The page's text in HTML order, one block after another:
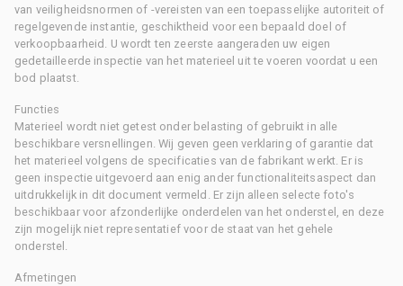
van veiligheidsnormen of -vereisten van een toepasselijke autoriteit of
regelgevende instantie, geschiktheid voor een bepaald doel of
verkoopbaarheid. U wordt ten zeerste aangeraden uw eigen
gedetailleerde inspectie van het materieel uit te voeren voordat u een
bod plaatst.
Functies
Materieel wordt niet getest onder belasting of gebruikt in alle
beschikbare versnellingen. Wij geven geen verklaring of garantie dat
het materieel volgens de specificaties van de fabrikant werkt. Er is
geen inspectie uitgevoerd aan enig ander functionaliteitsaspect dan
uitdrukkelijk in dit document vermeld. Er zijn alleen selecte foto's
beschikbaar voor afzonderlijke onderdelen van het onderstel, en deze
zijn mogelijk niet representatief voor de staat van het gehele
onderstel.
Afmetingen